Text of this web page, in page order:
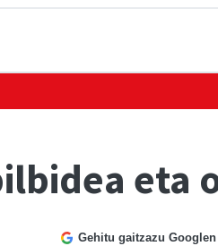
eta
Gehitu gaitzazu Googlen